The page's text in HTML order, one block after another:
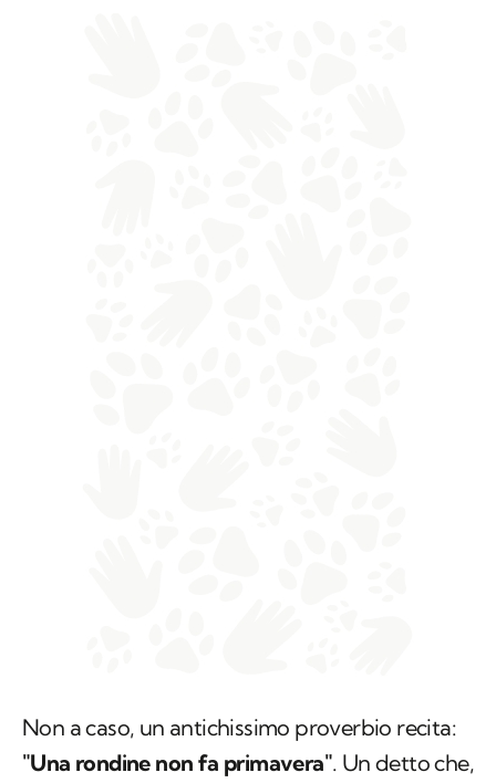
Non a caso, un antichissimo proverbio recita:
"Una rondine non fa primavera". Un detto che,